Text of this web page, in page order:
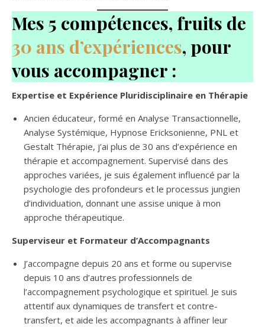
Mes 5 compétences, fruits de
30 ans d’expériences, pour
vous accompagner :
Expertise et Expérience Pluridisciplinaire en Thérapie
Ancien éducateur, formé en Analyse Transactionnelle,
Analyse Systémique, Hypnose Ericksonienne, PNL et
Gestalt Thérapie, j’ai plus de 30 ans d’expérience en
thérapie et accompagnement. Supervisé dans des
approches variées, je suis également influencé par la
psychologie des profondeurs et le processus jungien
d’individuation, donnant une assise unique à mon
approche thérapeutique.
Superviseur et Formateur d’Accompagnants
J’accompagne depuis 20 ans et forme ou supervise
depuis 10 ans d’autres professionnels de
l’accompagnement psychologique et spirituel. Je suis
attentif aux dynamiques de transfert et contre-
transfert, et aide les accompagnants à affiner leur